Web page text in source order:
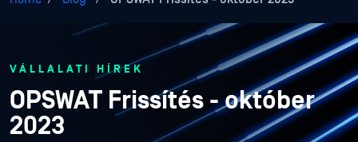
VÁLLALATI HÍREK
OPSWAT Frissítés - október
2023